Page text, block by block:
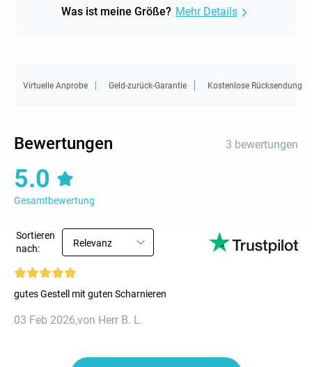
Was ist meine Größe? Mehr Details
Virtuelle Anprobe Geld-zurück-Garantie Kostenlose Rücksendung
Bewertungen 3 bewertungen
5.0
Gesamtbewertung
Sortieren
nach:
Relevanz
gutes Gestell mit guten Scharnieren
03 Feb 2026,von Herr B. L.